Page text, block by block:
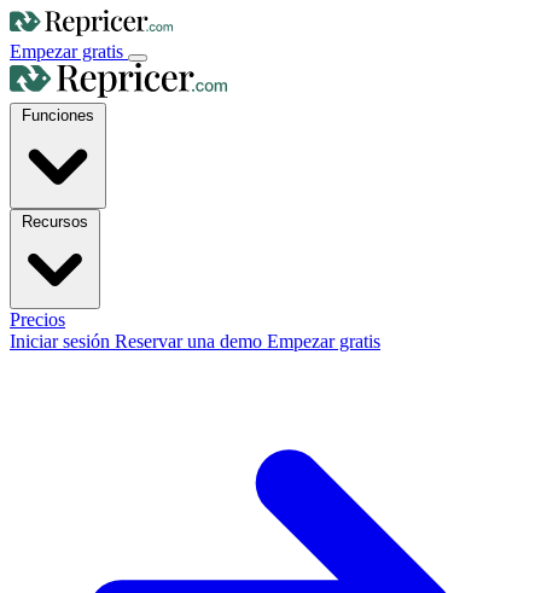
Empezar gratis
Precios
Iniciar sesión Reservar una demo Empezar gratis